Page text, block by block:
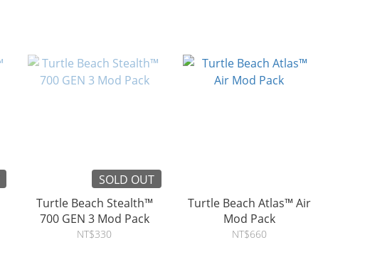
SOLD OUT
Turtle Beach Stealth™
700 GEN 3 Mod Pack
NT$330
Turtle Beach Atlas™ Air
Mod Pack
NT$660